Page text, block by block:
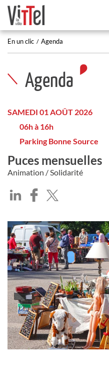
En un clic Agenda
Agenda
SAMEDI 01 AOÛT 2026
06h à 16h
Parking Bonne Source
Puces mensuelles
Animation / Solidarité